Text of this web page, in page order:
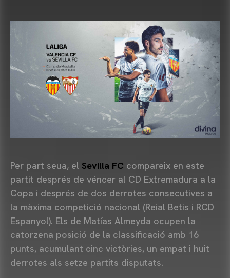
Per part seua, el Sevilla FC compareix en este
partit després de véncer al CD Extremadura a la
Copa i després de dos derrotes consecutives a
la màxima competició nacional (Reial Betis i RCD
Espanyol). Els de Matías Almeyda ocupen la
catorzena posició de la classificació amb 16
punts, acumulant cinc victòries, un empat i huit
derrotes als setze partits disputats.